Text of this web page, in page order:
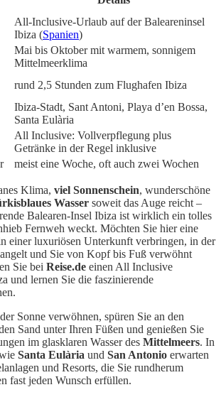
All-Inclusive-Urlaub auf der Baleareninsel
Ibiza (Spanien)
Mai bis Oktober mit warmem, sonnigem
Mittelmeerklima
rund 2,5 Stunden zum Flughafen Ibiza
Ibiza-Stadt, Sant Antoni, Playa d’en Bossa,
Santa Eulària
All Inclusive: Vollverpflegung plus
Getränke in der Regel inklusive
meist eine Woche, oft auch zwei Wochen
Klima, viel Sonnenschein, wunderschöne
Wasser soweit das Auge reicht –
Balearen-Insel Ibiza ist wirklich ein tolles
Fernweh weckt. Möchten Sie hier eine
einer luxuriösen Unterkunft verbringen, in der
und Sie von Kopf bis Fuß verwöhnt
Sie bei Reise.de einen All Inclusive
und lernen Sie die faszinierende
Sonne verwöhnen, spüren Sie an den
Sand unter Ihren Füßen und genießen Sie
im glasklaren Wasser des Mittelmeers. In
Santa Eulària und San Antonio erwarten
und Resorts, die Sie rundherum
fast jeden Wunsch erfüllen.